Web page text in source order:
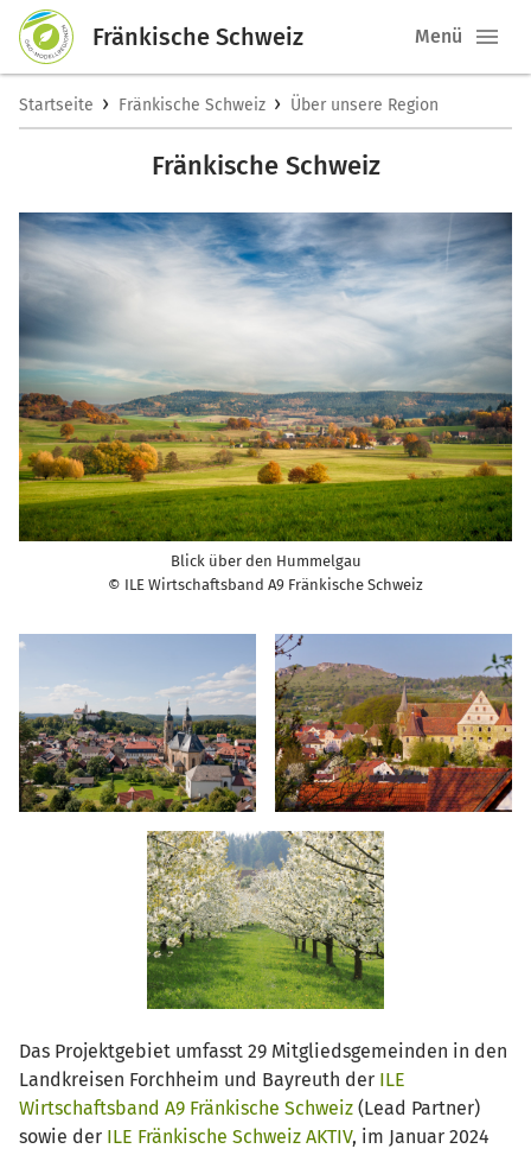
Fränkische Schweiz Menü
Startseite › Fränkische Schweiz › Über unsere Region
Fränkische Schweiz
Blick über den Hummelgau
© ILE Wirtschaftsband A9 Fränkische Schweiz
Das Projektgebiet umfasst 29 Mitgliedsgemeinden in den
Landkreisen Forchheim und Bayreuth der ILE
Wirtschaftsband A9 Fränkische Schweiz (Lead Partner)
sowie der ILE Fränkische Schweiz AKTIV, im Januar 2024